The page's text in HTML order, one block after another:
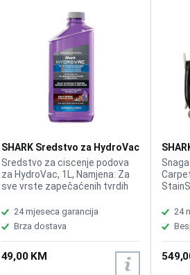
SHARK Sredstvo za HydroVac
WD210EU
Sredstvo za ciscenje podova
za HydroVac, 1L, Namjena: Za
sve vrste zapečaćenih tvrdih
Odour Neutraliser –
neutralizacija mirisa, Sušenje:
Brzo sušenje, bez ostataka
Kompatibilnost: Shark
HydroVac WD110, WD210,
Površine: Drvo, pločice, mermer,
24 mjeseca garancija
Brza dostava
49,00 KM
24